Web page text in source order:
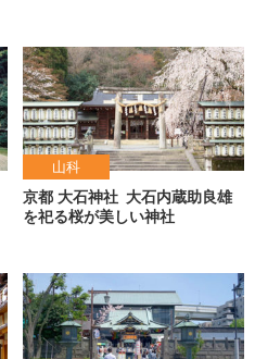
山科
京都 大石神社 大石内蔵助良雄
を祀る桜が美しい神社